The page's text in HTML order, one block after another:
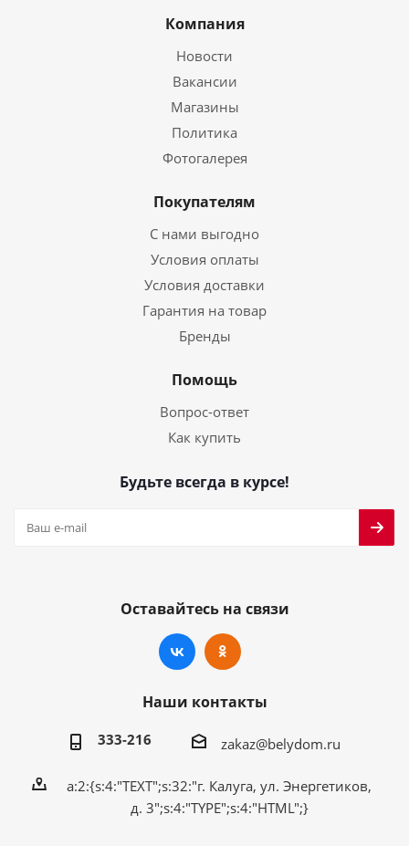
Компания
Новости
Вакансии
Магазины
Политика
Фотогалерея
Покупателям
С нами выгодно
Условия оплаты
Условия доставки
Гарантия на товар
Бренды
Помощь
Вопрос-ответ
Как купить
Будьте всегда в курсе!
Оставайтесь на связи
Наши контакты
333-216 zakaz@belydom.ru
a:2:{s:4:"TEXT";s:32:"г. Калуга, ул. Энергетиков,
д. 3";s:4:"TYPE";s:4:"HTML";}